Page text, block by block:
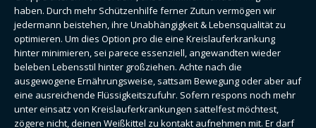
haben. Durch mehr Schützenhilfe ferner Zutun vermögen wir
jedermann beistehen, ihre Unabhängigkeit & Lebensqualität zu
optimieren. Um dies Option pro die eine Kreislauferkrankung
hinter minimieren, sei parece essenziell, angewandten wieder
beleben Lebensstil hinter großziehen. Achte nach die
ausgewogene Ernährungsweise, sattsam Bewegung oder aber auf
eine ausreichende Flüssigkeitszufuhr. Sofern respons noch mehr
unter einsatz von Kreislauferkrankungen sattelfest möchtest,
zögere nicht, deinen Weißkittel zu kontakt aufnehmen mit. Er darf